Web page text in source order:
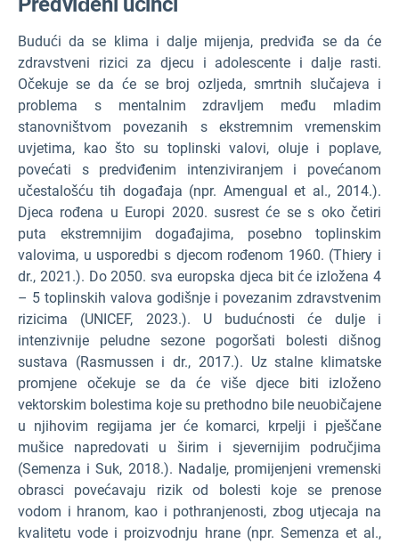
Budući da se klima i dalje mijenja, predviđa se da će
zdravstveni rizici za djecu i adolescente i dalje rasti.
Očekuje se da će se broj ozljeda, smrtnih slučajeva i
problema s mentalnim zdravljem među mladim
stanovništvom povezanih s ekstremnim vremenskim
uvjetima, kao što su toplinski valovi, oluje i poplave,
povećati s predviđenim intenziviranjem i povećanom
učestalošću tih događaja (npr. Amengual et al., 2014.).
Djeca rođena u Europi 2020. susrest će se s oko četiri
puta ekstremnijim događajima, posebno toplinskim
valovima, u usporedbi s djecom rođenom 1960. (Thiery i
dr., 2021.). Do 2050. sva europska djeca bit će izložena 4
– 5 toplinskih valova godišnje i povezanim zdravstvenim
rizicima (UNICEF, 2023.). U budućnosti će dulje i
intenzivnije peludne sezone pogoršati bolesti dišnog
sustava (Rasmussen i dr., 2017.). Uz stalne klimatske
promjene očekuje se da će više djece biti izloženo
vektorskim bolestima koje su prethodno bile neuobičajene
u njihovim regijama jer će komarci, krpelji i pješčane
mušice napredovati u širim i sjevernijim područjima
(Semenza i Suk, 2018.). Nadalje, promijenjeni vremenski
obrasci povećavaju rizik od bolesti koje se prenose
vodom i hranom, kao i pothranjenosti, zbog utjecaja na
kvalitetu vode i proizvodnju hrane (npr. Semenza et al.,